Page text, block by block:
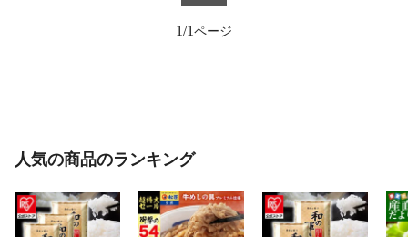
1/1
人気の商品のランキング